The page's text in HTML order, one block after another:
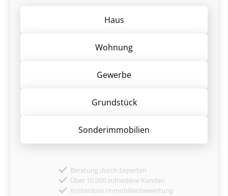
Haus
Wohnung
Gewerbe
Grund­stück
Sonder­immobilien
Beratung durch Experten
Über 10.000 zufriedene Kunden
Kostenlose Immobilienbewertung